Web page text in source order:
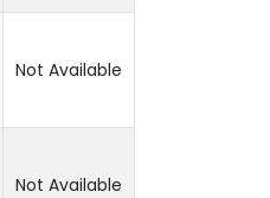
Not Available
Not Available